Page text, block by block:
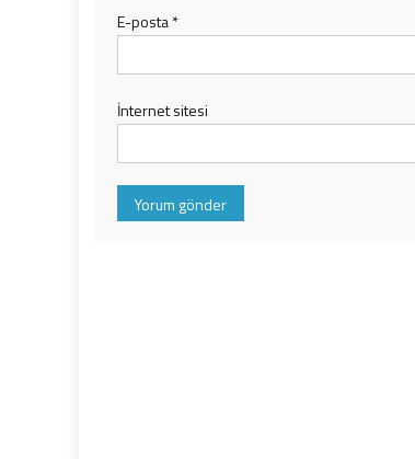
E-posta*
İnternet sitesi